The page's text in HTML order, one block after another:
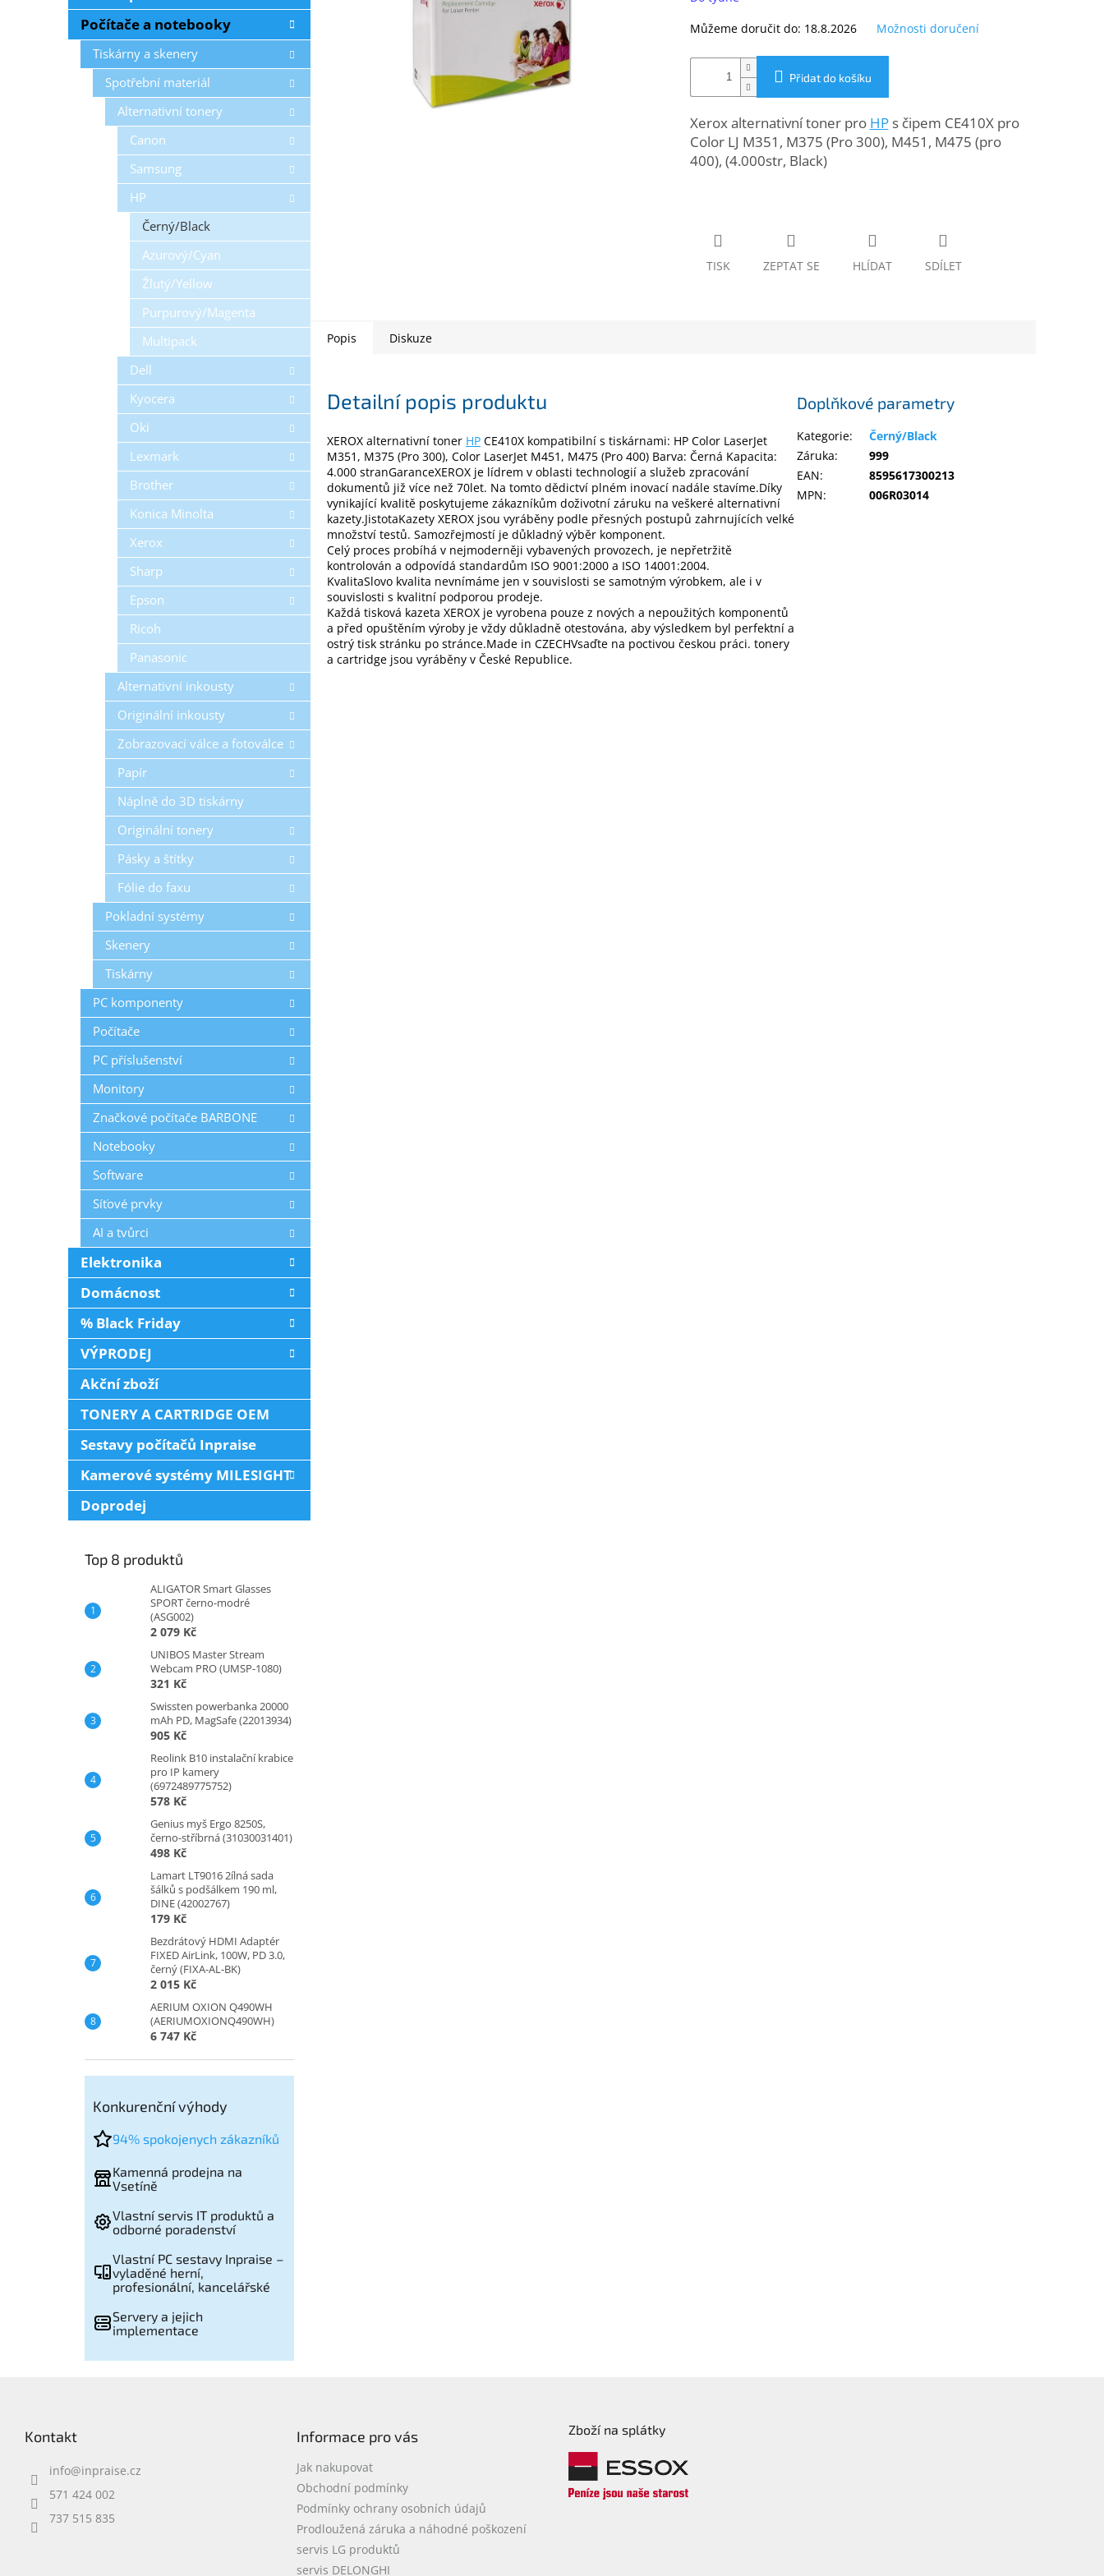
n
Počítače a notebooky
Tiskárny a skenery
Spotřební materiál
Alternativní tonery
Canon
Samsung
HP
Černý/Black
Azurový/Cyan
Žlutý/Yellow
Purpurový/Magenta
Multipack
Dell
Kyocera
Oki
Lexmark
Brother
Konica Minolta
Xerox
Sharp
Epson
Ricoh
Panasonic
Alternativní inkousty
Originální inkousty
Zobrazovací válce a fotoválce
Papír
Náplně do 3D tiskárny
Originální tonery
Pásky a štítky
Fólie do faxu
Pokladní systémy
Skenery
Tiskárny
PC komponenty
Počítače
PC příslušenství
Monitory
Značkové počítače BARBONE
Notebooky
Software
Síťové prvky
AI a tvůrci
Elektronika
Domácnost
% Black Friday
VÝPRODEJ
Akční zboží
TONERY A CARTRIDGE OEM
Sestavy počítačů Inpraise
Kamerové systémy MILESIGHT
Doprodej
Top 8 produktů
ALIGATOR Smart Glasses
SPORT černo-modré
(ASG002)
2 079 Kč
UNIBOS Master Stream
Webcam PRO (UMSP-1080)
321 Kč
Swissten powerbanka 20000
mAh PD, MagSafe (22013934)
905 Kč
Reolink B10 instalační krabice
pro IP kamery
(6972489775752)
578 Kč
Genius myš Ergo 8250S,
černo-stříbrná (31030031401)
498 Kč
Lamart LT9016 2ílná sada
šálků s podšálkem 190 ml,
DINE (42002767)
179 Kč
Bezdrátový HDMI Adaptér
FIXED AirLink, 100W, PD 3.0,
černý (FIXA-AL-BK)
2 015 Kč
AERIUM OXION Q490WH
(AERIUMOXIONQ490WH)
6 747 Kč
Konkurenční výhody
94% spokojenych zákazníků
Kamenná prodejna na
Vsetíně
Vlastní servis IT produktů a
odborné poradenství
Vlastní PC sestavy Inpraise –
vyladěné herní,
profesionální, kancelářské
Servery a jejich
implementace
Můžeme doručit do: 18.8.2026 Možnosti doručení
Přidat do košíku
Xerox alternativní toner pro HPs čipem CE410X pro
Color LJ M351, M375 (Pro 300), M451, M475 (pro
400), (4.000str, Black)
TISK ZEPTAT SE HLÍDAT SDÍLET
Popis Diskuze
Detailní popis produktu
XEROX alternativní toner HP CE410X kompatibilní s tiskárnami: HP Color LaserJet
M351, M375 (Pro 300), Color LaserJet M451, M475 (Pro 400) Barva: Černá Kapacita:
4.000 stranGaranceXEROX je lídrem v oblasti technologií a služeb zpracování
dokumentů již více než 70let. Na tomto dědictví plném inovací nadále stavíme.Díky
vynikající kvalitě poskytujeme zákazníkům doživotní záruku na veškeré alternativní
kazety.JistotaKazety XEROX jsou vyráběny podle přesných postupů zahrnujících velké
množství testů. Samozřejmostí je důkladný výběr komponent.
Celý proces probíhá v nejmoderněji vybavených provozech, je nepřetržitě
kontrolován a odpovídá standardům ISO 9001:2000 a ISO 14001:2004.
KvalitaSlovo kvalita nevnímáme jen v souvislosti se samotným výrobkem, ale i v
souvislosti s kvalitní podporou prodeje.
Každá tisková kazeta XEROX je vyrobena pouze z nových a nepoužitých komponentů
a před opuštěním výroby je vždy důkladně otestována, aby výsledkem byl perfektní a
ostrý tisk stránku po stránce.Made in CZECHVsaďte na poctivou českou práci. tonery
a cartridge jsou vyráběny v České Republice.
Doplňkové parametry
Kategorie:
Černý/Black
Záruka:
999
EAN:
8595617300213
MPN: 006R03014
Kontakt
info@inpraise.cz
571 424 002
737 515 835
Informace pro vás
Jak nakupovat
Obchodní podmínky
Podmínky ochrany osobních údajů
Prodloužená záruka a náhodné poškození
servis LG produktů
servis DELONGHI
Zboží na splátky